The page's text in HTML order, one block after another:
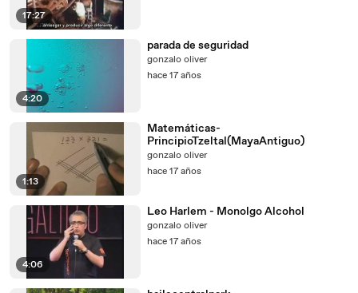
17:27
4:20
parada de seguridad
gonzalo oliver
hace 17 años
1:13
Matemáticas-
PrincipioTzeltal(MayaAntiguo)
gonzalo oliver
hace 17 años
4:06
Leo Harlem - Monolgo Alcohol
gonzalo oliver
hace 17 años